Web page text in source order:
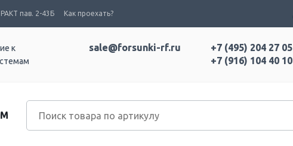
пав. 2-43Б Как проехать?
к
+7 (495) 204 27 05
+7 (916) 104 40 10
sale@forsunki-rf.ru